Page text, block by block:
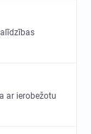
ar ierobežotu